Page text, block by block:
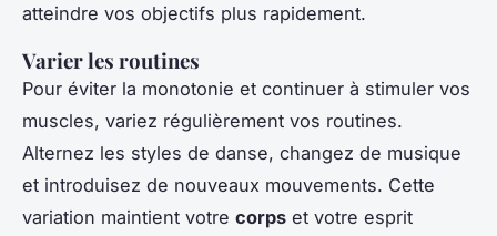
atteindre vos objectifs plus rapidement.
Varier les routines
Pour éviter la monotonie et continuer à stimuler vos
muscles, variez régulièrement vos routines.
Alternez les styles de danse, changez de musique
et introduisez de nouveaux mouvements. Cette
variation maintient votre corps et votre esprit